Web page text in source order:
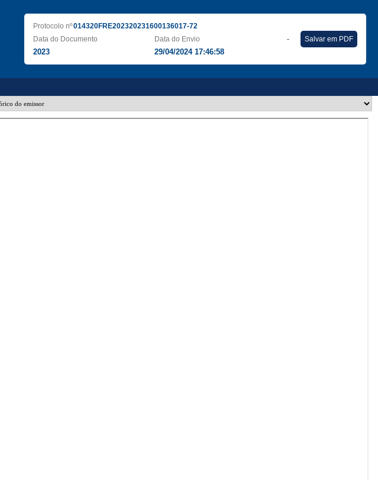
Protocolo nº014320FRE202320231600136017-72
Data do Documento
2023
Data do Envio
29/04/2024 17:46:58
- Salvar em PDF